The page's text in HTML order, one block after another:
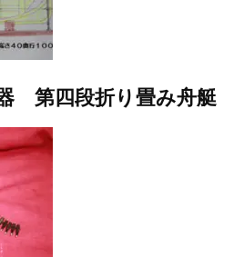
第四段折り畳み舟艇